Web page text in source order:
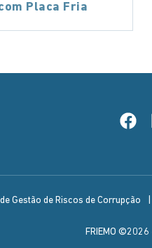
Placa Fria
Gestão de Riscos de Corrupção
FRIEMO ©2026